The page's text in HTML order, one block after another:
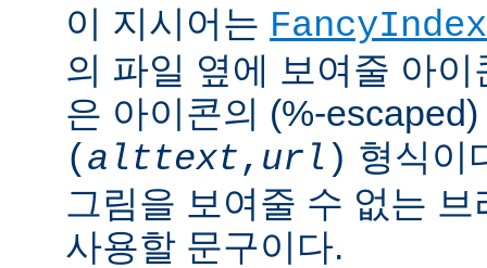
이 지시어는
의 파일 옆에 보여줄 아
은 아이콘의 (%-
( alttext, url ) 형식이
그림을 보여줄 수 없는
사용할 문구이다.